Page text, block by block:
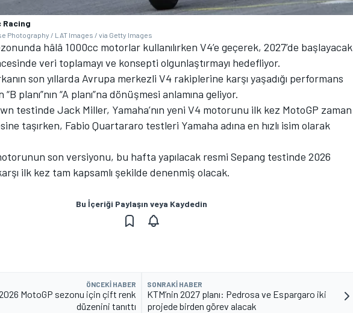
Racing
Photography / LAT Images / via Getty Images
hâlâ 1000cc motorlar kullanılırken V4’e geçerek, 2027’de başlayacak
veri toplamayı ve konsepti olgunlaştırmayı hedefliyor.
son yıllarda Avrupa merkezli V4 rakiplerine karşı yaşadığı performans
“B planı”nın “A planı”na dönüşmesi anlamına geliyor.
testinde Jack Miller, Yamaha’nın yeni V4 motorunu ilk kez MotoGP zaman
taşırken, Fabio Quartararo testleri Yamaha adına en hızlı isim olarak
son versiyonu, bu hafta yapılacak resmi Sepang testinde 2026
ilk kez tam kapsamlı şekilde denenmiş olacak.
Bu İçeriği Paylaşın veya Kaydedin
ÖNCEKI HABER
MotoGP sezonu için çift renk
düzenini tanıttı
SONRAKI HABER
KTM’nin 2027 planı: Pedrosa ve Espargaro iki
projede birden görev alacak